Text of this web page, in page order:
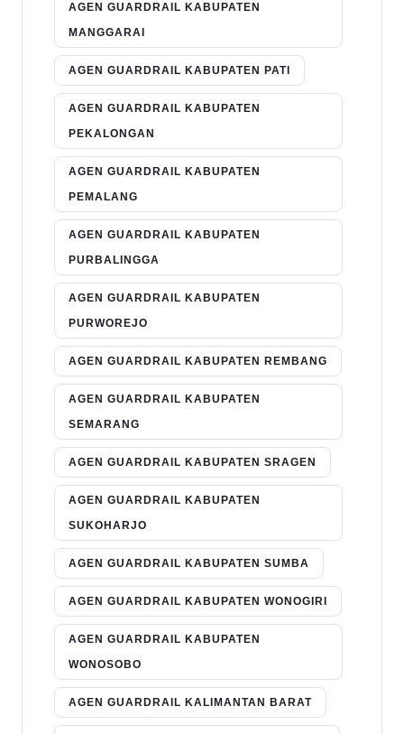
AGEN GUARDRAIL KABUPATEN
MANGGARAI
AGEN GUARDRAIL KABUPATEN PATI
AGEN GUARDRAIL KABUPATEN
PEKALONGAN
AGEN GUARDRAIL KABUPATEN
PEMALANG
AGEN GUARDRAIL KABUPATEN
PURBALINGGA
AGEN GUARDRAIL KABUPATEN
PURWOREJO
AGEN GUARDRAIL KABUPATEN REMBANG
AGEN GUARDRAIL KABUPATEN
SEMARANG
AGEN GUARDRAIL KABUPATEN SRAGEN
AGEN GUARDRAIL KABUPATEN
SUKOHARJO
AGEN GUARDRAIL KABUPATEN SUMBA
AGEN GUARDRAIL KABUPATEN WONOGIRI
AGEN GUARDRAIL KABUPATEN
WONOSOBO
AGEN GUARDRAIL KALIMANTAN BARAT